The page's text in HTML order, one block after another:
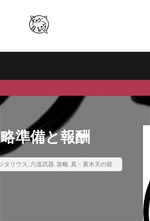
準備と報酬
タリウス, 六道武器, 攻略, 真・黄木天の箭